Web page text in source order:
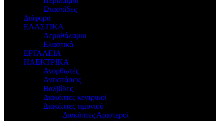
Ωτασπίδες
Διάφορα
ΕΛΑΣΤΙΚΑ
Αεροθάλαμοι
Ελαστικά
ΕΡΓΑΛΕΙΑ
ΗΛΕΚΤΡΙΚΑ
Ανορθωτές
Αντιστάσεις
Βαλβίδες
Διακόπτες κεντρικοί
Διακόπτες τιμονιού
Διακόπτες Αριστεροί